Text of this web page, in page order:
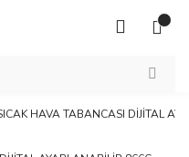
HAVA TABANCASI DİJİTAL